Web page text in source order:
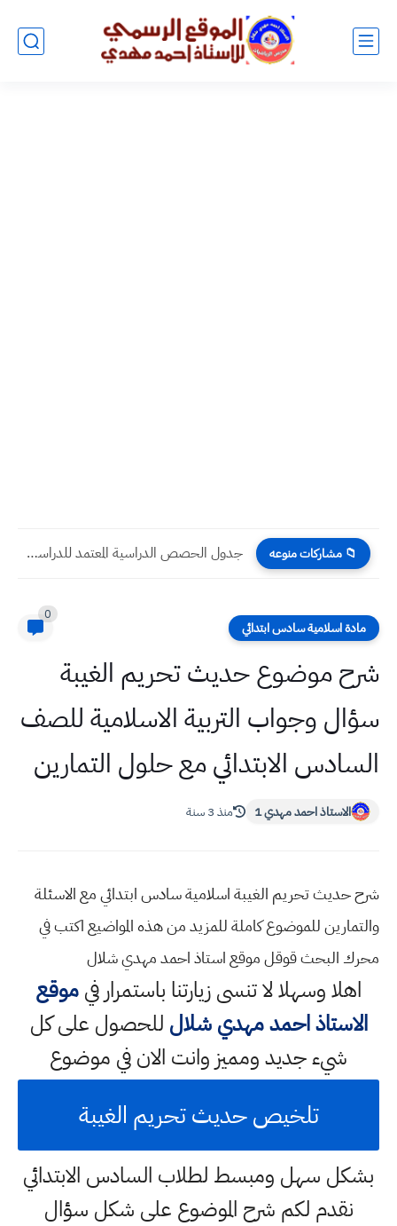
📁 مشاركات منوعه جدول الحصص الدراسية المعتمد للدراسة الابتدائية والمتوسطة والاعدادية 2024-2025
مادة اسلامية سادس ابتدائي
0
شرح موضوع حديث تحريم الغيبة
سؤال وجواب التربية الاسلامية للصف
السادس الابتدائي مع حلول التمارين
الاستاذ احمد مهدي 1 منذ 3 سنة
شرح حديث تحريم الغيبة اسلامية سادس ابتدائي مع الاسئلة
والتمارين للموضوع كاملة للمزيد من هذه المواضيع اكتب في
محرك البحث قوقل موقع استاذ احمد مهدي شلال
اهلا وسهلالا تنسى زيارتنا باستمرار فيموقع
الاستاذ احمد مهدي شلال للحصول على كل
شيء جديد ومميز وانت الان في موضوع
تلخيص حديث تحريم الغيبة
بشكل سهل ومبسط لطلاب السادس الابتدائي
نقدم لكم شرح الموضوع على شكل سؤال